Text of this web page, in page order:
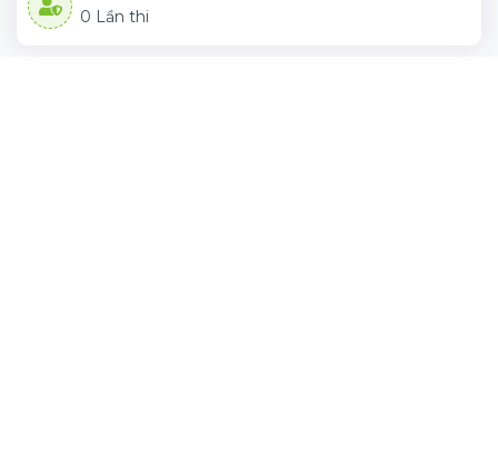
0 Lần thi